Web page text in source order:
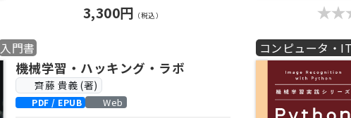
少なくありません。
本書は、この広大な世界に対して、真正
面から、しかしスムーズかつスッキリと
学び進めていただくための入門書です。
3,300円 （税込）
入門書
機械学習・ハッキング・ラボ
齊藤 貴義 (著)
PDF / EPUB Web
コンピュータ・IT